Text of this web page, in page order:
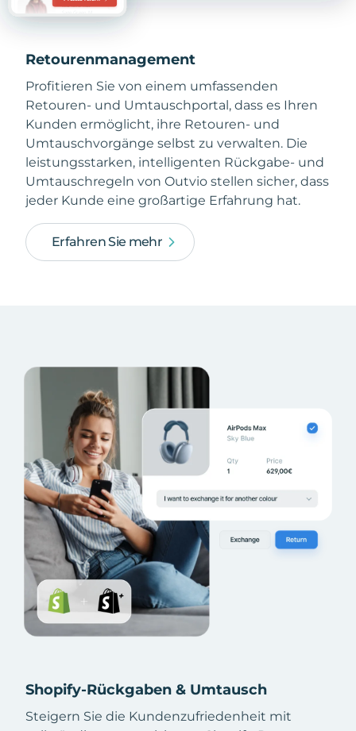
Retourenmanagement
Profitieren Sie von einem umfassenden
Retouren- und Umtauschportal, dass es Ihren
Kunden ermöglicht, ihre Retouren- und
Umtauschvorgänge selbst zu verwalten. Die
leistungsstarken, intelligenten Rückgabe- und
Umtauschregeln von Outvio stellen sicher, dass
jeder Kunde eine großartige Erfahrung hat.
Erfahren Sie mehr
Shopify-Rückgaben & Umtausch
Steigern Sie die Kundenzufriedenheit mit